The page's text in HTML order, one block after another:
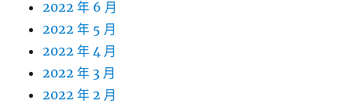
2022 年 6 月
2022 年 5 月
2022 年 4 月
2022 年 3 月
2022 年 2 月